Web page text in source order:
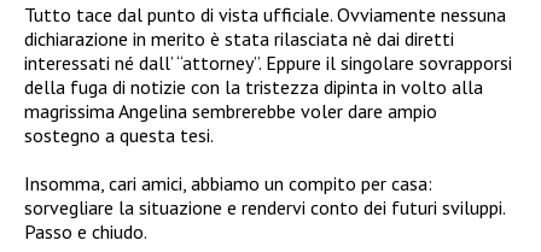
Tutto tace dal punto di vista ufficiale. Ovviamente nessuna
dichiarazione in merito è stata rilasciata nè dai diretti
interessati né dall’ “attorney”. Eppure il singolare sovrapporsi
della fuga di notizie con la tristezza dipinta in volto alla
magrissima Angelina sembrerebbe voler dare ampio
sostegno a questa tesi.
Insomma, cari amici, abbiamo un compito per casa:
sorvegliare la situazione e rendervi conto dei futuri sviluppi.
Passo e chiudo.